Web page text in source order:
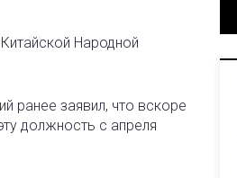
Народной
ранее заявил, что вскоре
должность с апреля